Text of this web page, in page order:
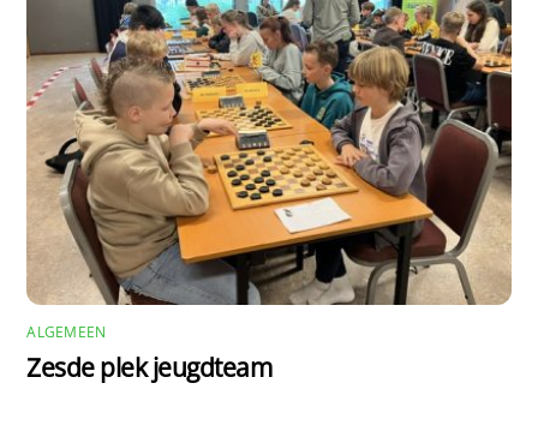
ALGEMEEN
Zesde plek jeugdteam